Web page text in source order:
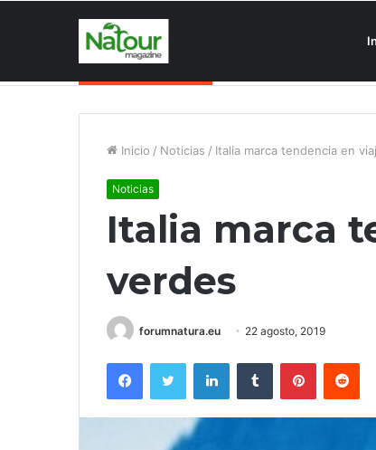
Inicio / Noticias / Italia marca tendencia en
Noticias
Italia marca
verdes
forumnatura.eu 22 agosto, 2019
FacebookTwitter LinkedInTumblr Pinterest